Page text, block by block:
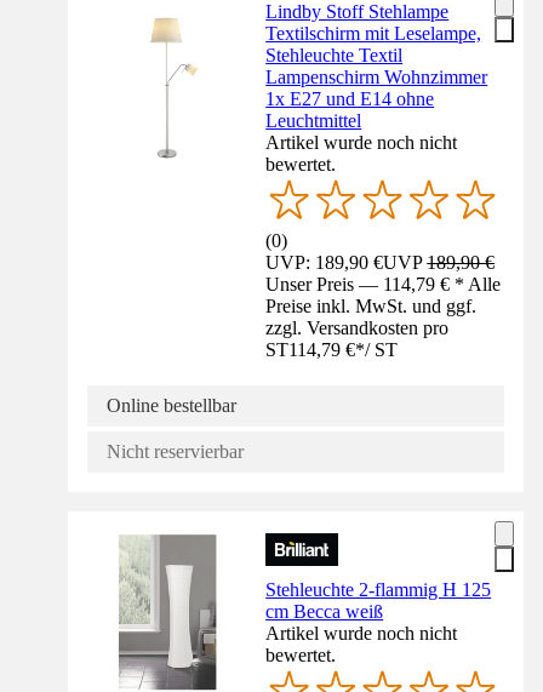
Lindby Stoff Stehlampe
Textilschirm mit Leselampe,
Stehleuchte Textil
Lampenschirm Wohnzimmer
1x E27 und E14 ohne
Leuchtmittel
Artikel wurde noch nicht
bewertet.
(0)
UVP: 189,90 €UVP189,90 €
Unser Preis — 114,79 € * Alle
Preise inkl. MwSt. und ggf.
zzgl. Versandkosten pro
ST114,79 €*/ ST
Online bestellbar
Nicht reservierbar
Stehleuchte 2-flammig H 125
cm Becca weiß
Artikel wurde noch nicht
bewertet.